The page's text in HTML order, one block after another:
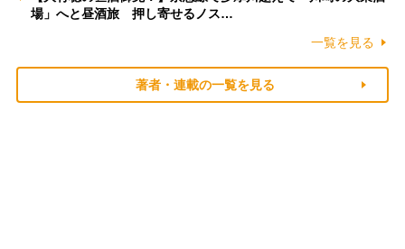
場」へと昼酒旅 押し寄せるノス…
一覧を見る
著者・連載の一覧を見る